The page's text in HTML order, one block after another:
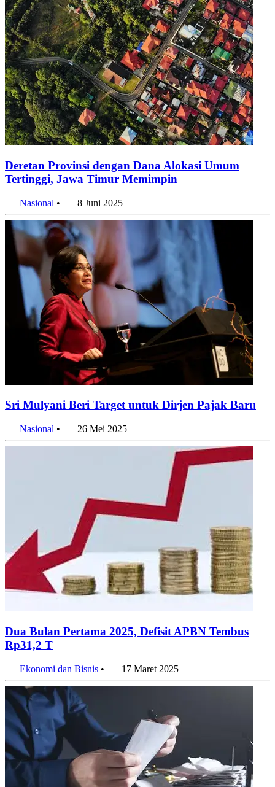
Deretan Provinsi dengan Dana Alokasi Umum
Tertinggi, Jawa Timur Memimpin
Nasional • 8 Juni 2025
Sri Mulyani Beri Target untuk Dirjen Pajak Baru
Nasional • 26 Mei 2025
Dua Bulan Pertama 2025, Defisit APBN Tembus
Rp31,2 T
Ekonomi dan Bisnis • 17 Maret 2025